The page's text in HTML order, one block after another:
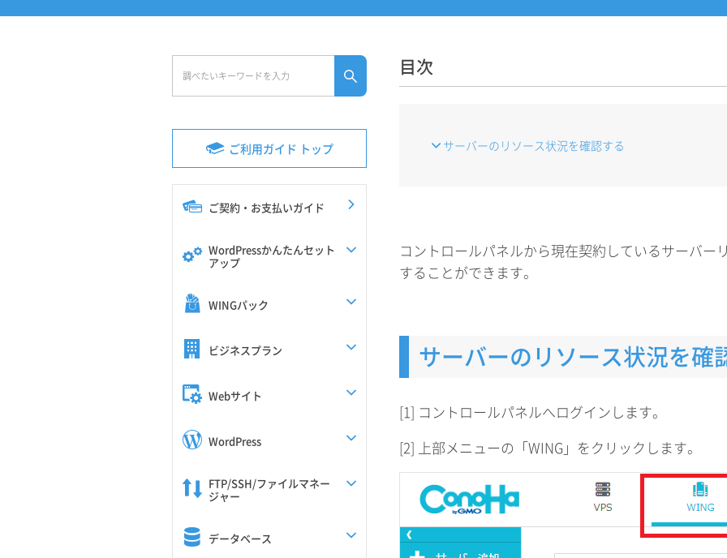
ご利用ガイド トップ
ご契約・お支払いガイド
WordPressかんたんセット
アップ
WINGパック
ビジネスプラン
Webサイト
WordPress
FTP/SSH/ファイルマネー
ジャー
データベース
目次
サーバーのリソース状況を確認する
コントロールパネルから現在契約しているサーバー
することができます。
サーバーのリソース状況を確
[1] コントロールパネルへログインします。
[2] 上部メニューの「WING」をクリックします。